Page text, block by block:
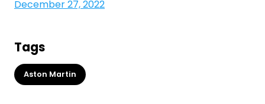
December 27, 2022
Tags
Aston Martin